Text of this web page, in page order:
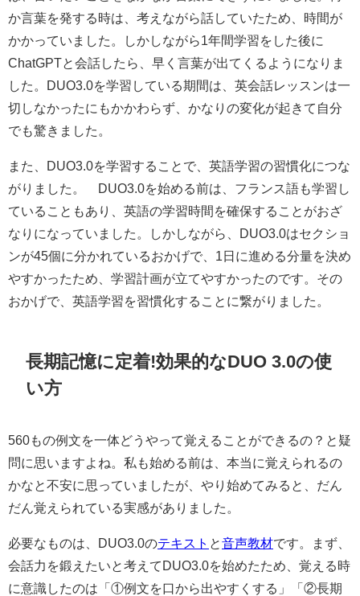
か言葉を発する時は、考えながら話していたため、時間が
かかっていました。しかしながら1年間学習をした後に
ChatGPTと会話したら、早く言葉が出てくるようになりま
した。DUO3.0を学習している期間は、英会話レッスンは一
切しなかったにもかかわらず、かなりの変化が起きて自分
でも驚きました。
また、DUO3.0を学習することで、英語学習の習慣化につな
がりました。 DUO3.0を始める前は、フランス語も学習し
ていることもあり、英語の学習時間を確保することがおざ
なりになっていました。しかしながら、DUO3.0はセクショ
ンが45個に分かれているおかげで、1日に進める分量を決め
やすかったため、学習計画が立てやすかったのです。その
おかげで、英語学習を習慣化することに繋がりました。
長期記憶に定着!効果的なDUO 3.0の使
い方
560もの例文を一体どうやって覚えることができるの？と疑
問に思いますよね。私も始める前は、本当に覚えられるの
かなと不安に思っていましたが、やり始めてみると、だん
だん覚えられている実感がありました。
必要なものは、DUO3.0のテキスト と音声教材です。まず、
会話力を鍛えたいと考えてDUO3.0を始めたため、覚える時
に意識したのは「①例文を口から出やすくする」「②長期